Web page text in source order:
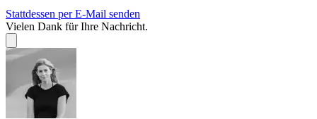
Stattdessen per E-Mail senden
Vielen Dank für Ihre Nachricht.